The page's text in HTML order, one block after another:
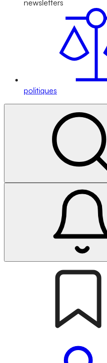
newsletters
politiques